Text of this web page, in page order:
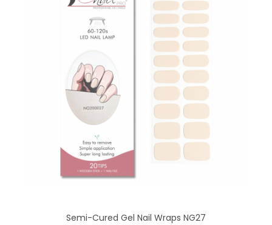
Semi-Cured Gel Nail Wraps NG27